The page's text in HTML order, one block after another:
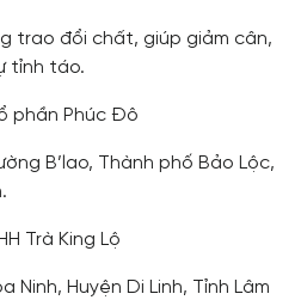
trao đổi chất, giúp giảm cân,
tỉnh táo.
phần Phúc Đô
B’lao, Thành phố Bảo Lộc,
Trà King Lộ
Ninh, Huyện Di Linh, Tỉnh Lâm